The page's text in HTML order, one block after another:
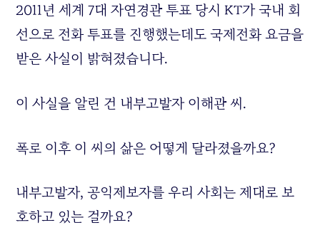
2011년 세계 7대 자연경관 투표 당시KT가 국내 회
선으로 전화 투표를 진행했는데도 국제전화 요금을
받은 사실이 밝혀졌습니다.
이 사실을 알린 건 내부고발자 이해관 씨.
폭로 이후 이 씨의 삶은 어떻게 달라졌을까요?
내부고발자, 공익제보자를 우리 사회는 제대로 보
호하고 있는 걸까요?